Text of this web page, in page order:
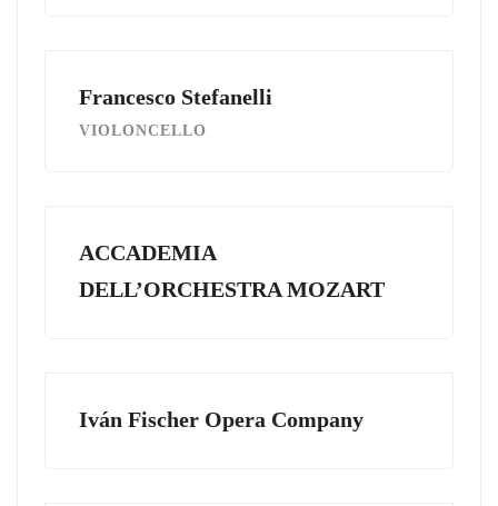
Francesco Stefanelli
VIOLONCELLO
ACCADEMIA
DELL’ORCHESTRA MOZART
Iván Fischer Opera Company